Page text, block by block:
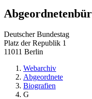
Deutscher Bundestag
Platz der Republik 1
11011 Berlin
Webarchiv
Abgeordnete
Biografien
G